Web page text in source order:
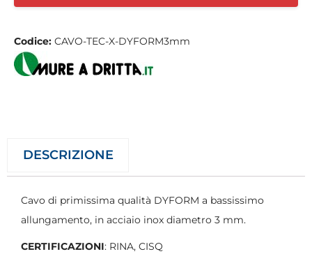
Codice: CAVO-TEC-X-DYFORM3mm
DESCRIZIONE
Cavo di primissima qualità DYFORM a bassissimo
allungamento, in acciaio inox diametro 3 mm.
CERTIFICAZIONI: RINA, CISQ